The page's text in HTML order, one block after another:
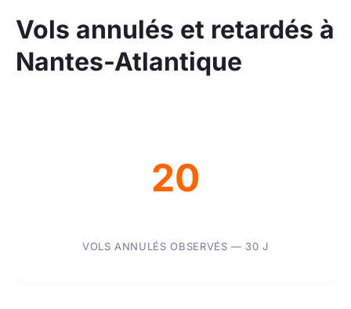
Vols annulés et retardés à
Nantes-Atlantique
20
VOLS ANNULÉS OBSERVÉS — 30 J